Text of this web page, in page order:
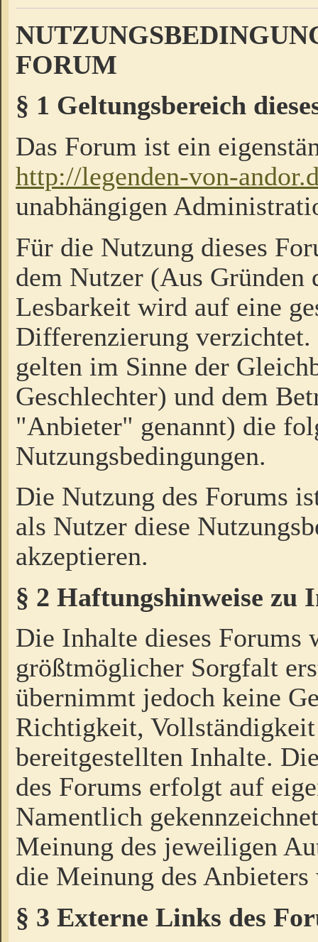
FORUM
§ 1 Geltungsbereich
Das Forum ist ein
http://legenden-von-
unabhängigen
Für die Nutzung dieses
dem Nutzer (Aus Gründen
Lesbarkeit wird auf eine
Differenzierung
gelten im Sinne der
Geschlechter) und dem
"Anbieter" genannt) die
Nutzungsbedingungen.
Die Nutzung des Forums
als Nutzer diese
akzeptieren.
§ 2 Haftungshinweise zu
Die Inhalte dieses Forums
größtmöglicher Sorgfalt
übernimmt jedoch keine
Richtigkeit,
bereitgestellten Inhalte.
des Forums erfolgt auf
Namentlich
Meinung des jeweiligen
die Meinung des Anbieters
§ 3 Externe Links des